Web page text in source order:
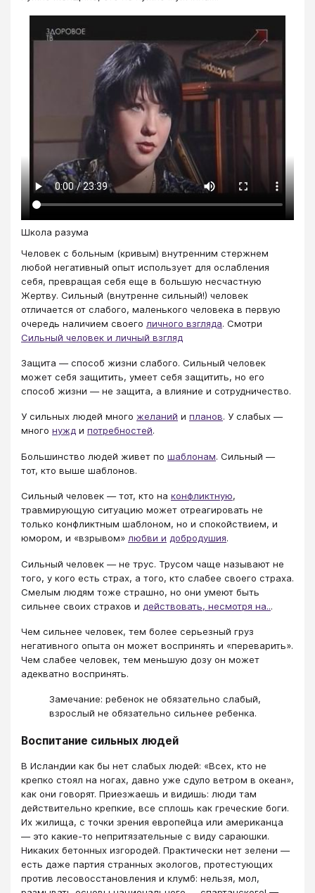
Школа разума
Человек с больным (кривым) внутренним стержнем
любой негативный опыт использует для ослабления
себя, превращая себя еще в большую несчастную
Жертву. Сильный (внутренне сильный!) человек
отличается от слабого, маленького человека в первую
очередь наличием своего личного взгляда. Смотри
Сильный человек и личный взгляд
Защита — способ жизни слабого. Сильный человек
может себя защитить, умеет себя защитить, но его
способ жизни — не защита, а влияние и сотрудничество.
У сильных людей много желаний и планов. У слабых —
много нужд и потребностей.
Большинство людей живет по шаблонам. Сильный —
тот, кто выше шаблонов.
Сильный человек — тот, кто на конфликтную,
травмирующую ситуацию может отреагировать не
только конфликтным шаблоном, но и спокойствием, и
юмором, и «взрывом» любви и добродушия.
Сильный человек — не трус. Трусом чаще называют не
того, у кого есть страх, а того, кто слабее своего страха.
Смелым людям тоже страшно, но они умеют быть
сильнее своих страхов и действовать, несмотря на...
Чем сильнее человек, тем более серьезный груз
негативного опыта он может воспринять и «переварить».
Чем слабее человек, тем меньшую дозу он может
адекватно воспринять.
Замечание: ребенок не обязательно слабый,
взрослый не обязательно сильнее ребенка.
Воспитание сильных людей
В Исландии как бы нет слабых людей: «Всех, кто не
крепко стоял на ногах, давно уже сдуло ветром в океан»,
как они говорят. Приезжаешь и видишь: люди там
действительно крепкие, все сплошь как греческие боги.
Их жилища, с точки зрения европейца или американца
— это какие-то непритязательные с виду сараюшки.
Никаких бетонных изгородей. Практически нет зелени —
есть даже партия странных экологов, протестующих
против лесовосстановления и клумб: нельзя, мол,